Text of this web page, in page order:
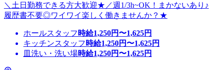
＼土日勤務できる方大歓迎★／週1/3h~OK！まかないあり♪
履歴書不要◎ワイワイ楽しく働きませんか？★
ホールスタッフ 時給1,250円〜1,625円
キッチンスタッフ 時給1,250円〜1,625円
皿洗い・洗い場時給1,250円〜1,625円